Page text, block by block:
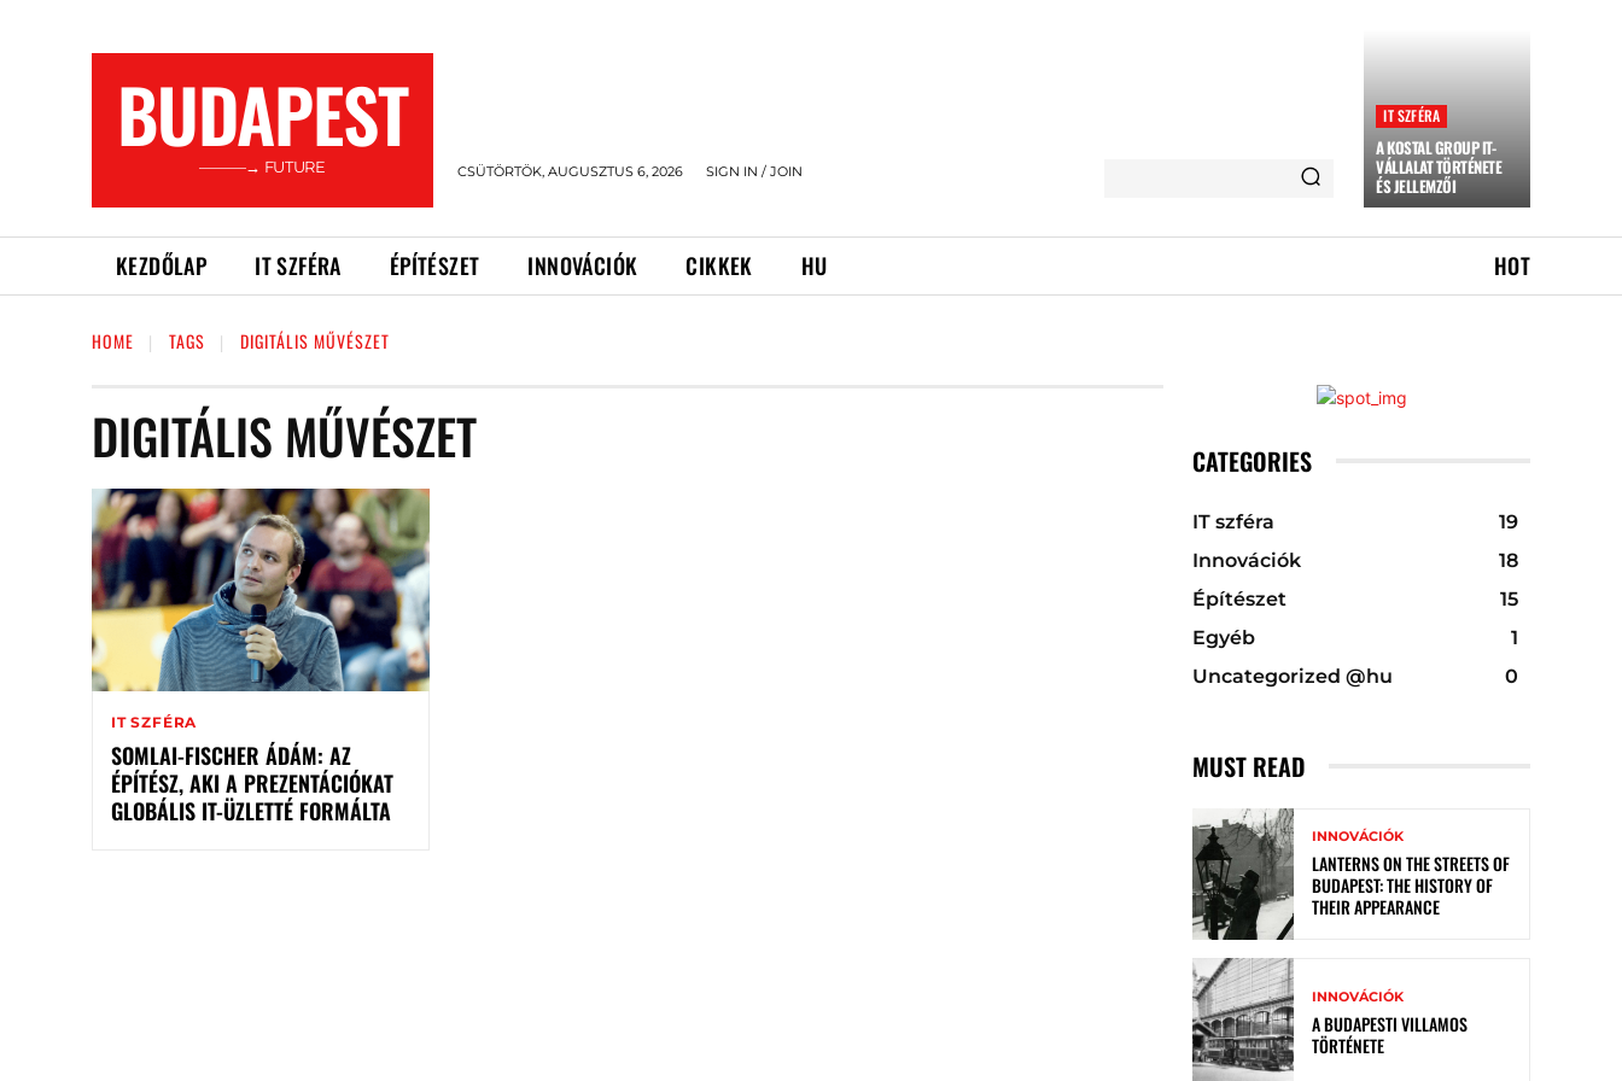
BUDAPEST
———→ FUTURE CSÜTÖRTÖK, AUGUSZTUS 6, 2026 SIGN IN / JOIN
IT SZFÉRA
A KOSTAL GROUP IT-
VÁLLALAT TÖRTÉNETE
ÉS JELLEMZŐI
KEZDŐLAP IT SZFÉRA ÉPÍTÉSZET INNOVÁCIÓK CIKKEK HU HOT
HOME TAGS DIGITÁLIS MŰVÉSZET
DIGITÁLIS MŰVÉSZET
IT SZFÉRA
SOMLAI-FISCHER ÁDÁM: AZ
ÉPÍTÉSZ, AKI A PREZENTÁCIÓKAT
GLOBÁLIS IT-ÜZLETTÉ FORMÁLTA
CATEGORIES
IT szféra
19
Innovációk
18
Építészet
15
Egyéb
1
Uncategorized @hu
0
MUST READ
INNOVÁCIÓK
LANTERNS ON THE STREETS OF
BUDAPEST: THE HISTORY OF
THEIR APPEARANCE
INNOVÁCIÓK
A BUDAPESTI VILLAMOS
TÖRTÉNETE